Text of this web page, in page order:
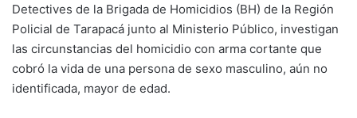
Detectives de la Brigada de Homicidios (BH) de la Región
Policial de Tarapacá junto al Ministerio Público, investigan
las circunstancias del homicidio con arma cortante que
cobró la vida de una persona de sexo masculino, aún no
identificada, mayor de edad.